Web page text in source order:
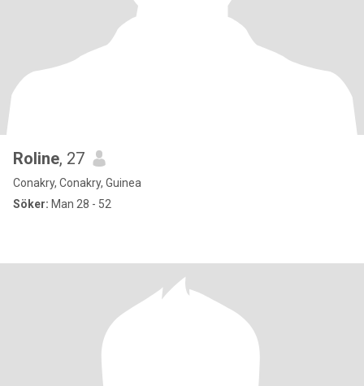
Roline, 27
Conakry, Conakry, Guinea
Söker: Man 28 - 52